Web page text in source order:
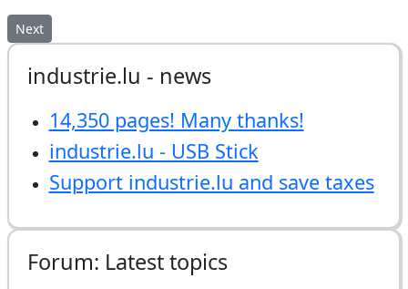
Next article: Industries par type
Next
industrie.lu - news
14,350 pages! Many thanks!
industrie.lu - USB Stick
Support industrie.lu and save taxes
Forum: Latest topics